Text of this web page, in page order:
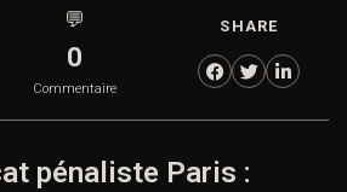
💬
0
Commentaire
SHARE
pénaliste Paris :